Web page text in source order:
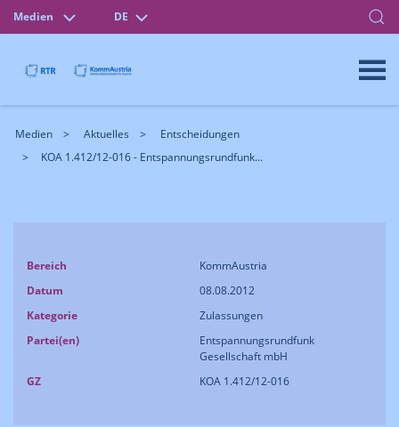
Medien DE
Medien Aktuelles
Entscheidungen
KOA 1.412/12-016 - Entspannungsrundfunk...
Bereich
KommAustria
Datum
08.08.2012
Kategorie
Zulassungen
Partei(en)
Entspannungsrundfunk
Gesellschaft mbH
GZ
KOA 1.412/12-016